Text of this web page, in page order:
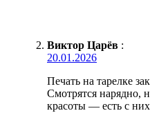
Виктор Царёв :
20.01.2026
Печать на тарелке
Смотрятся нарядно,
красоты — есть с